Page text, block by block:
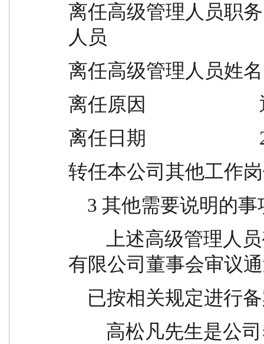
离任高级管理人员职
人员
离任高级管理人员姓
离任原因
离任日期
转任本公司其他工作
3 其他需要说明的
有限公司董事会审议
已按相关规定进行